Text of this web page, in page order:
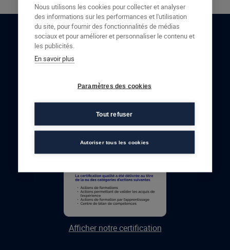
RESTONS EN CONTACT
Afficher notre certification
Nous utilisons les cookies pour collecter et analyser
des informations sur les performances et l'utilisation
du site, pour fournir des fonctionnalités de médias
sociaux et pour améliorer et personnaliser le contenu et
les publicités.
En savoir plus
Paramètres des cookies
Tout refuser
Autoriser tous les cookies